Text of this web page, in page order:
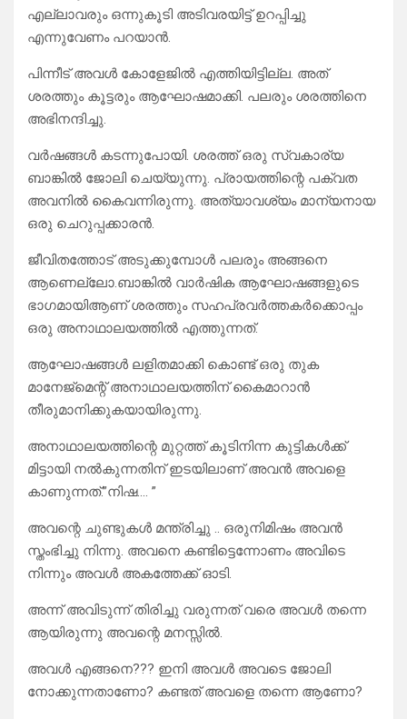
എല്ലാവരും ഒന്നുകൂടി അടിവരയിട്ട് ഉറപ്പിച്ചു
എന്നുവേണം പറയാൻ.
പിന്നീട് അവൾ കോളേജിൽ എത്തിയിട്ടില്ല. അത്
ശരത്തും കൂട്ടരും ആഘോഷമാക്കി. പലരും ശരത്തിനെ
അഭിനന്ദിച്ചു.
വർഷങ്ങൾ കടന്നുപോയി. ശരത്ത് ഒരു സ്വകാര്യ
ബാങ്കിൽ ജോലി ചെയ്യുന്നു. പ്രായത്തിന്റെ പക്വത
അവനിൽ കൈവന്നിരുന്നു. അത്യാവശ്യം മാന്യനായ
ഒരു ചെറുപ്പക്കാരൻ.
ജീവിതത്തോട് അടുക്കുമ്പോൾ പലരും അങ്ങനെ
ആണെല്ലോ.ബാങ്കിൽ വാർഷിക ആഘോഷങ്ങളുടെ
ഭാഗമായിആണ് ശരത്തും സഹപ്രവർത്തകർക്കൊപ്പം
ഒരു അനാഥാലയത്തിൽ എത്തുന്നത്.
ആഘോഷങ്ങൾ ലളിതമാക്കി കൊണ്ട് ഒരു തുക
മാനേജ്മെന്റ് അനാഥാലയത്തിന് കൈമാറാൻ
തീരുമാനിക്കുകയായിരുന്നു.
അനാഥാലയത്തിന്റെ മുറ്റത്ത് കൂടിനിന്ന കുട്ടികൾക്ക്
മിട്ടായി നൽകുന്നതിന് ഇടയിലാണ് അവൻ അവളെ
കാണുന്നത്.”നിഷ…. ”
അവന്റെ ചുണ്ടുകൾ മന്ത്രിച്ചു .. ഒരുനിമിഷം അവൻ
സ്തംഭിച്ചു നിന്നു. അവനെ കണ്ടിട്ടെന്നോണം അവിടെ
നിന്നും അവൾ അകത്തേക്ക് ഓടി.
അന്ന് അവിടുന്ന് തിരിച്ചു വരുന്നത് വരെ അവൾ തന്നെ
ആയിരുന്നു അവന്റെ മനസ്സിൽ.
അവൾ എങ്ങനെ??? ഇനി അവൾ അവടെ ജോലി
നോക്കുന്നതാണോ? കണ്ടത് അവളെ തന്നെ ആണോ?